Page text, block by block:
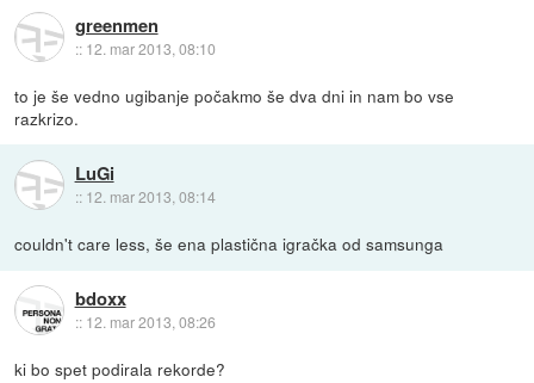
greenmen
:: 12. mar 2013, 08:10
to je še vedno ugibanje počakmo še dva dni in nam bo vse
razkrizo.
LuGi
:: 12. mar 2013, 08:14
couldn't care less, še ena plastična igračka od samsunga
bdoxx
:: 12. mar 2013, 08:26
ki bo spet podirala rekorde?